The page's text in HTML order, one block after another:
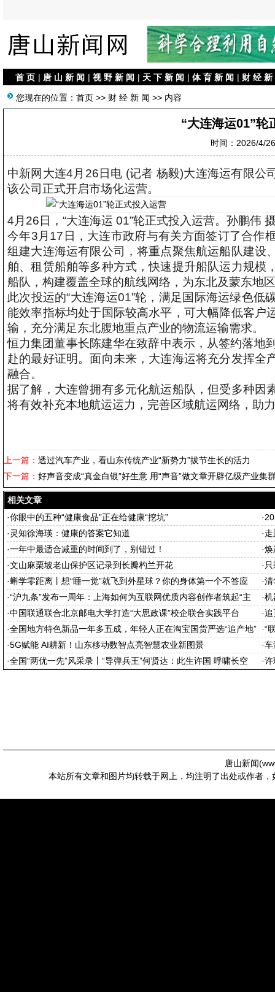
首 页 | 唐 山 新 闻 | 视 野 新 闻 | 天 下 新 闻 | 体 育 新 闻 | 财 经 新
您现在的位置： 首页 >> 财 经 新 闻 >> 内容
“大连海运01”轮
时间：2026/4/
中新网大连4月26日电 (记者 杨毅)大连海运有限公
该公司正式开启市场化运营。
4月26日，“大连海运 01”轮正式投入运营。孙鹏伟
今年3月17日，大连市政府与有关方面签订了合作
组建大连海运有限公司，将重点聚焦航运船队建设
舶、租赁船舶等多种方式，快速提升船队运力规模
船队，构建覆盖全球的航线网络，为东北及蒙东地
此次投运的“大连海运01”轮，满足国际海运绿色
能效率指标均处于国际较高水平，可大幅降低客户
输，充分满足东北腹地重点产业的物流运输需求。
恒力集团董事长陈建华在致辞中表示，从签约落地
赴的最好证明。面向未来，大连海运将充分发挥全
融合。
据了解，大连曾拥有多元化航运船队，但受多种因
将有效补充本地航运运力，完善区域航运网络，助
上一篇： 透过汽车产业，看山东传统产业“新势力”拔节生长的活力
下一篇： 好声音变成“真金白银”好生意 用“声音”做文章开辟亿级产业集
相关文章
·你眼中的五种“健康食品”正在给健康“挖坑” ·
· 灵知徐海瑛：健康的答案它知道 ·
·一年中最适合减重的时间到了，别错过！ ·焕
·文山麻栗坡老山保护区记录到长瓣杓兰开花 ·
·蝌学零距离丨想“睡一觉”就飞到外星球？你的身体第一个不答应 ·清
·“沪九条”发布一周年：上海如何为互联网优质内容创作者筑起“主
场”
·机
·中国联通联合北京邮电大学打造“大思政课”校企联合实践平台 ·追
·全国地方特色新品一年多五成，年轻人正在淘宝国货严选“追产地” ·“
·5G赋能 AI耕新！山东移动数智点亮智慧农业新图景 ·车
·全国“两优一先”风采录丨“导弹兵王”何贤达：此生许国 呼啸长空 ·许
唐山新闻(
本站所有文章和图片均转载于网上，均注明了出处或作者